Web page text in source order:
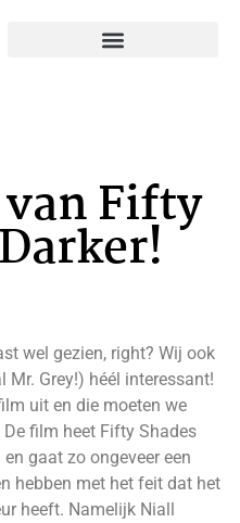
van Fifty
wel gezien, right? Wij ook
Mr. Grey!) héél interessant!
uit en die moeten we
film heet Fifty Shades
gaat zo ongeveer een
hebben met het feit dat het
heeft. Namelijk Niall